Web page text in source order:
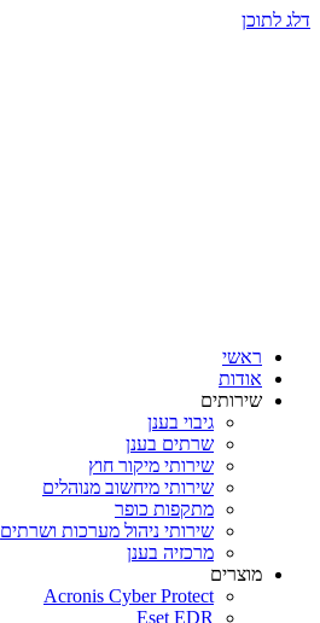
דלג לתוכן
ראשי
אודות
שירותים
גיבוי בענן
שרתים בענן
שירותי מיקור חוץ
שירותי מיחשוב מנוהלים
מתקפות כופר
שירותי ניהול מערכות ושרתים
מרכזיה בענן
מוצרים
Acronis Cyber Protect
Eset EDR